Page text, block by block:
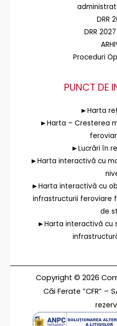
DRR
DRR
Proceduri
PUNCT DE
►Harta
►Harta – Cresterea
►Lucrări în
►Harta interactivă cu
►Harta interactivă cu
infrastructurii feroviare
de
►Harta interactivă cu
Copyright © 2026
Căi Ferate ”CFR” –